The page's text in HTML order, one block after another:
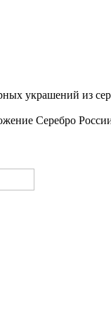
украшений из
Серебро